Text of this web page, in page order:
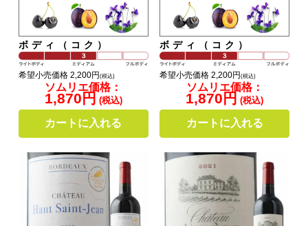
ボディ（コク）
希望小売価格 2,200円 (税込)
ソムリエ価格：
1,870円 (税込)
カートに入れる
ボディ（コク）
希望小売価格 2,200円(税込)
ソムリエ価格：
1,870円 (税込)
カートに入れる